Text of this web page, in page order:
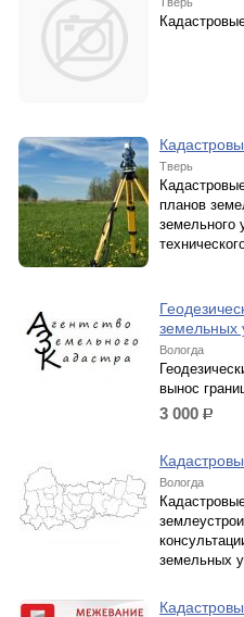
Тверь
планов
земельного
земельных
Вологда
вынос
3 000 р.
Вологда
земельных